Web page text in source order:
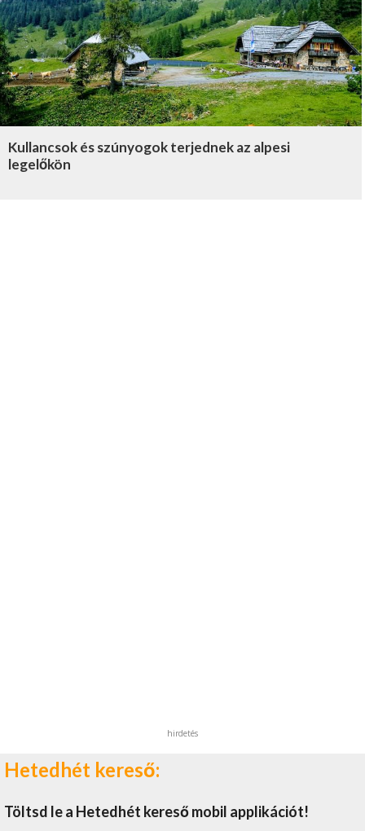
Kullancsok és szúnyogok terjednek az alpesi
legelőkön
hirdetés
Hetedhét kereső:
Töltsd le a Hetedhét kereső mobil applikációt!